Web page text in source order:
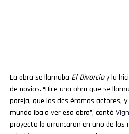
La obra se llamaba El Divorcioy la
de novios. “Hice una obra que se
pareja, que los dos éramos actores,
mundo iba a ver esa obra”, contó
proyecto lo arrancaron en uno de